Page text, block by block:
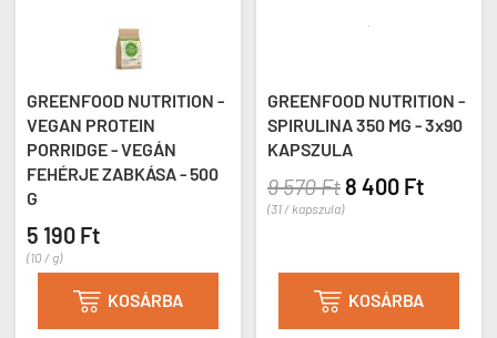
GREENFOOD NUTRITION -
VEGAN PROTEIN
PORRIDGE - VEGÁN
FEHÉRJE ZABKÁSA - 500
G
5 190 Ft
(10 / g)
 KOSÁRBA
GREENFOOD NUTRITION -
SPIRULINA 350 MG - 3x90
KAPSZULA
9 570 Ft8 400 Ft
(31 / kapszula)
 KOSÁRBA